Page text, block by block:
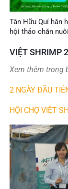
Tân Hữu Quí hân
hội thảo chăn nuôi
VIỆT SHRIMP
Xem thêm trong
2 NGÀY ĐẦU
HỘI CHỢ VIỆT